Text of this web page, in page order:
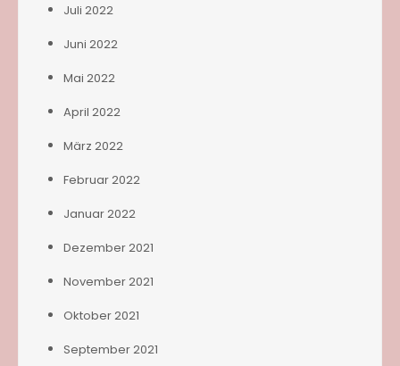
Juli 2022
Juni 2022
Mai 2022
April 2022
März 2022
Februar 2022
Januar 2022
Dezember 2021
November 2021
Oktober 2021
September 2021